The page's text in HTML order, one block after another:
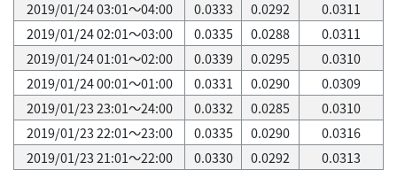
2019/01/24 03:01～04:00
0.0333 0.0292
0.0311
2019/01/24 02:01～03:00
0.0335 0.0288
0.0311
2019/01/24 01:01～02:00
0.0339 0.0295
0.0310
2019/01/24 00:01～01:00
0.0331 0.0290
0.0309
2019/01/23 23:01～24:00
0.0332 0.0285
0.0310
2019/01/23 22:01～23:00
0.0335 0.0290
0.0316
2019/01/23 21:01～22:00
0.0330 0.0292
0.0313